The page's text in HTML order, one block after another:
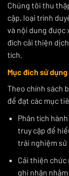
Chúng tôi thu
cập, loại trình
và nội dung được
đích cải thiện
tích.
Mục đích sử
Theo chính sách
để đạt các mục
Phân tích
truy cập để
trải nghiệm sử
Cải thiện chức
ghi nhận